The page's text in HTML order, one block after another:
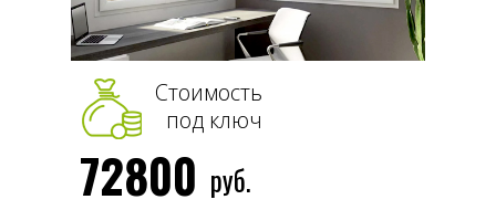
Стоимость
под ключ
72800 руб.